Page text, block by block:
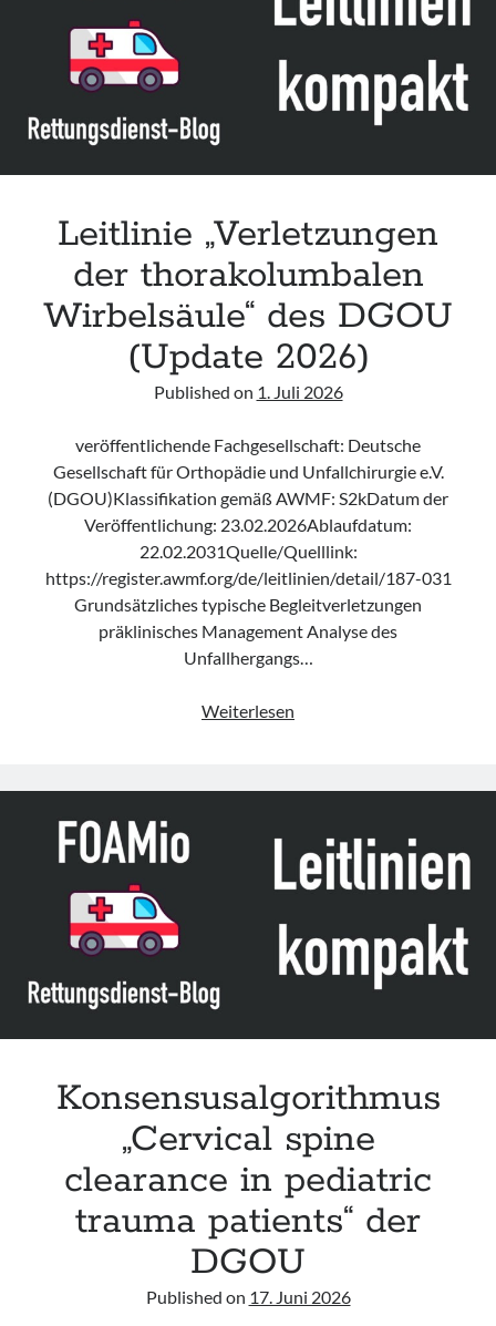
Leitlinie „Bauchschmerz bei Kindern und Jugendlichen – Bildgebende
Diagnostik“ der GPR
Leitlinie „Erbrechen im Kindes- und Jugendalter – Bildgebende
Diagnostik“ der GPR
Leitlinie „Kopfschmerzen bei Kindern und Jugendlichen – Bildgebende
Diagnostik“ der GPR
Leitlinie „Verletzungen
der thorakolumbalen
Wirbelsäule“ des DGOU
(Update 2026)
Published on 1. Juli 2026
veröffentlichende Fachgesellschaft: Deutsche
Gesellschaft für Orthopädie und Unfallchirurgie e.V.
(DGOU)Klassifikation gemäß AWMF: S2kDatum der
Veröffentlichung: 23.02.2026Ablaufdatum:
22.02.2031Quelle/Quelllink:
https://register.awmf.org/de/leitlinien/detail/187-031
Grundsätzliches typische Begleitverletzungen
präklinisches Management Analyse des
Unfallhergangs…
Weiterlesen
thorakolumbalen
DGOU
(Update
Konsensusalgorithmus
„Cervical spine
clearance in pediatric
trauma patients“ der
DGOU
Published on 17. Juni 2026